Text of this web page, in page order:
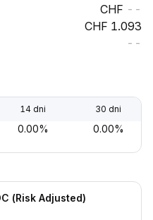
--
1.093
--
14 dni 30 dni
0.00% 0.00%
(Risk Adjusted)